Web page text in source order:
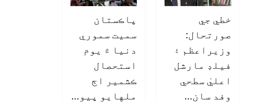
خطي جي
صورتحال:
وزيراعظم ۽
فيلڊ مارشل
اعليٰ سطحي
وفد سان…
پاڪستان
سميت سموري
دنيا ۾ يوم
استحصال
ڪشمير اڄ
ملهايو پيو…